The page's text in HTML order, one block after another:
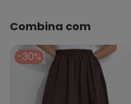
Combina com
-30%